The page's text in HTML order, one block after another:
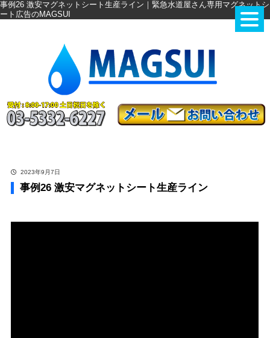
事例26 激安マグネットシート生産ライン｜緊急水道屋さん専用マグネットシ
ート広告のMAGSUI
2023年9月7日
事例26 激安マグネットシート生産ライン